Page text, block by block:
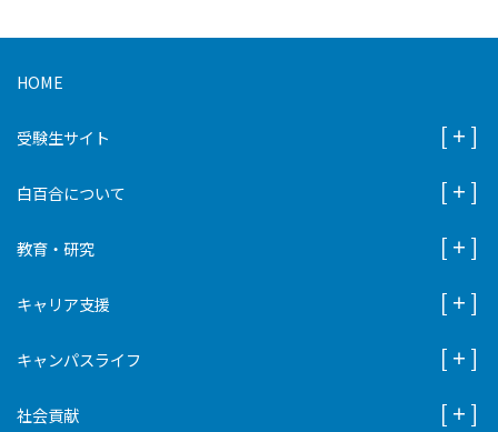
HOME
受験生サイト
白百合について
教育・研究
キャリア支援
キャンパスライフ
社会貢献